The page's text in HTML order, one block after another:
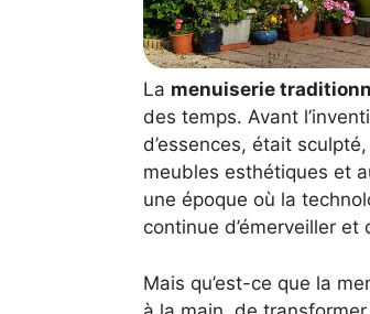
La menuiserie
des temps. Avant
d’essences, était
meubles esthétiques et
une époque où la
continue d’émerveiller et
Mais qu’est-ce que la